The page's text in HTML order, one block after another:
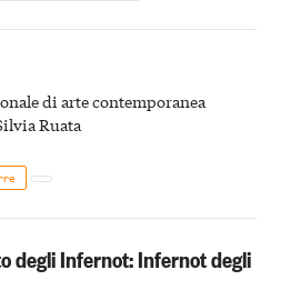
di arte contemporanea
Ruata
degli Infernot: Infernot degli